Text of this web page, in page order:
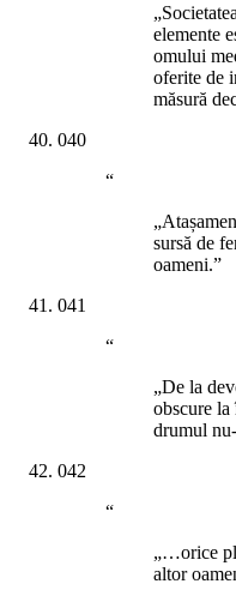
elemente
omului
oferite de
măsură
040
“
sursă de
oameni.”
041
“
„De la
obscure la
drumul
042
“
„…orice
altor